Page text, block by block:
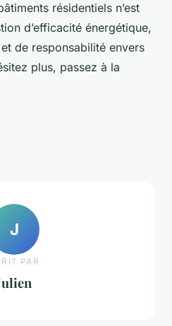
résidentiels n’est
d’efficacité énergétique,
de responsabilité envers
plus, passez à la
J
PAR